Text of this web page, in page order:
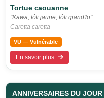
Tortue caouanne
"Kawa, tôti jaune, tôti grand'lo"
Caretta caretta
VU — Vulnérable
En savoir plus
ANNIVERSAIRES DU JOUR